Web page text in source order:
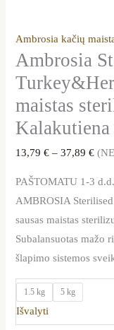
Ambrosia kačių
Ambrosia
maistas
13,79€ – 37,89€
PAŠTOMATU 1-3
AMBROSIA
sausas maistas
Subalansuotas mažo
šlapimo sistemos
1.5 kg 5 kg
Išvalyti